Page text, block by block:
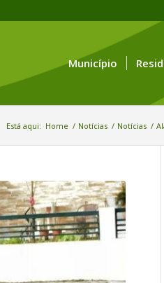
Município
Está aqui: Home / Notícias / Notícias /